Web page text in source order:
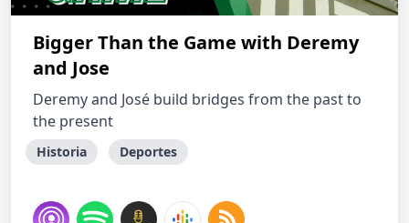
Bigger Than the Game with Deremy
and Jose
Deremy and José build bridges from the past to
the present
Historia Deportes